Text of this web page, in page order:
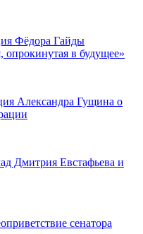
Фёдора Гайды
опрокинутая в будущее»
Александра Гущина о
Дмитрия Евстафьева и
сенатора